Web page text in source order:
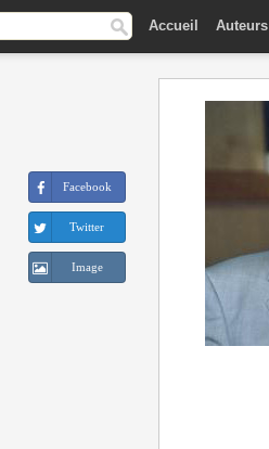
Accueil Auteurs
Facebook
Twitter
Image